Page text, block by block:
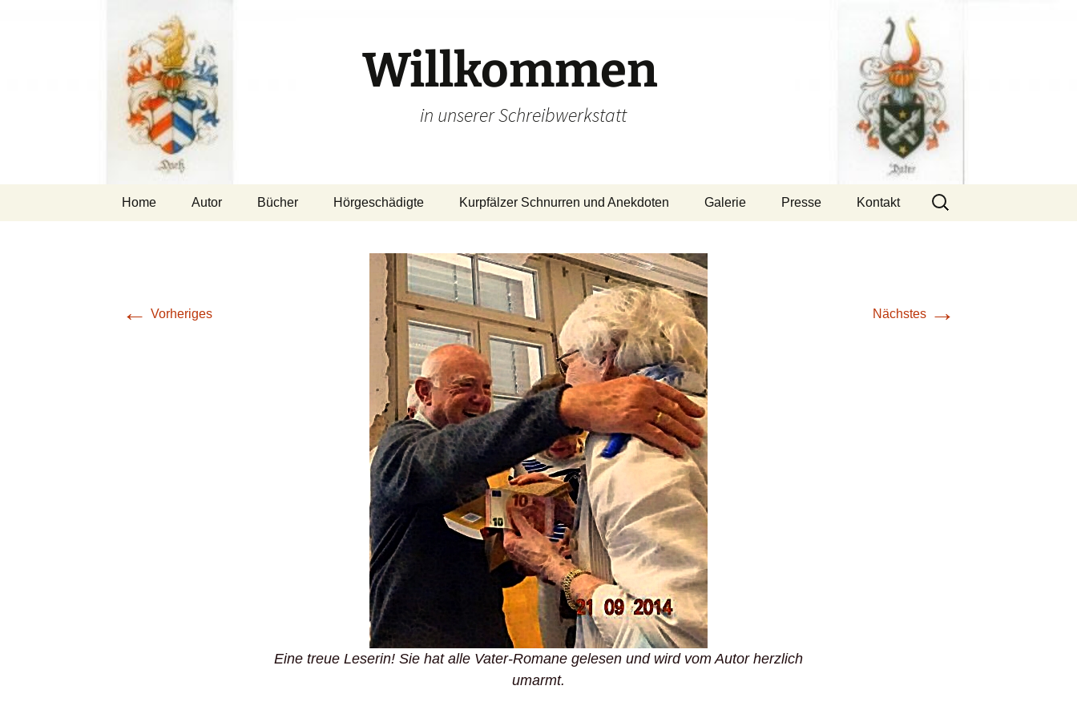
Willkommen
in unserer Schreibwerkstatt
Home Autor Bücher Hörgeschädigte Kurpfälzer Schnurren und Anekdoten Galerie Presse Kontakt
Suchen
nach:
← Vorheriges Nächstes →
Eine treue Leserin! Sie hat alle Vater-Romane gelesen und wird vom Autor herzlich
umarmt.